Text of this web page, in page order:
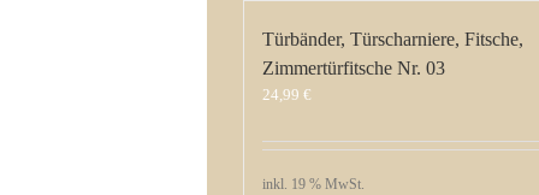
Türbänder, Türscharniere, Fitsche,
Zimmertürfitsche Nr. 03
24,99 €
inkl. 19 % MwSt.